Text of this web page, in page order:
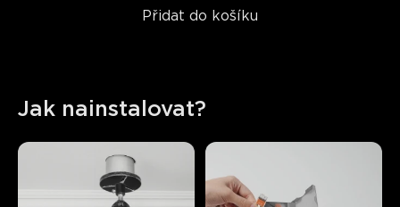
Přidat do košíku
Jak nainstalovat?